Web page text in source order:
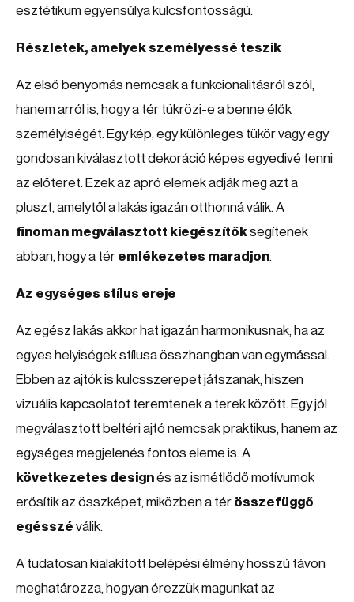
esztétikum egyensúlya kulcsfontosságú.
Részletek, amelyek személyessé teszik
Az első benyomás nemcsak a funkcionalitásról szól,
hanem arról is, hogy a tér tükrözi-e a benne élők
személyiségét. Egy kép, egy különleges tükör vagy egy
gondosan kiválasztott dekoráció képes egyedivé tenni
az előteret. Ezek az apró elemek adják meg azt a
pluszt, amelytől a lakás igazán otthonná válik. A
finoman megválasztott kiegészítőksegítenek
abban, hogy a tér emlékezetes maradjon.
Az egységes stílus ereje
Az egész lakás akkor hat igazán harmonikusnak, ha az
egyes helyiségek stílusa összhangban van egymással.
Ebben az ajtók is kulcsszerepet játszanak, hiszen
vizuális kapcsolatot teremtenek a terek között. Egy jól
megválasztott beltéri ajtó nemcsak praktikus, hanem az
egységes megjelenés fontos eleme is. A
következetes designés az ismétlődő motívumok
erősítik az összképet, miközben a tér összefüggő
egésszé válik.
A tudatosan kialakított belépési élmény hosszú távon
meghatározza, hogyan érezzük magunkat az